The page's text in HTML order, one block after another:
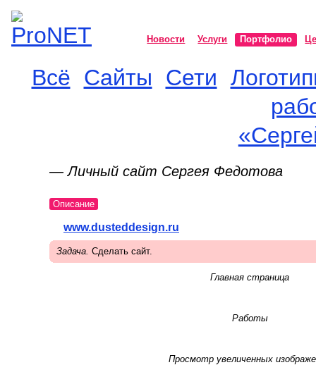
Новости Услуги Портфолио
Всё Сайты Сети
— Личный сайт Сергея Федотова
Описание
www.dusteddesign.ru
Задача. Сделать сайт.
Главная страница
Работы
Просмотр увеличенных